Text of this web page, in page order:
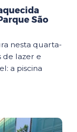
São
nesta quarta-
de lazer e
a piscina